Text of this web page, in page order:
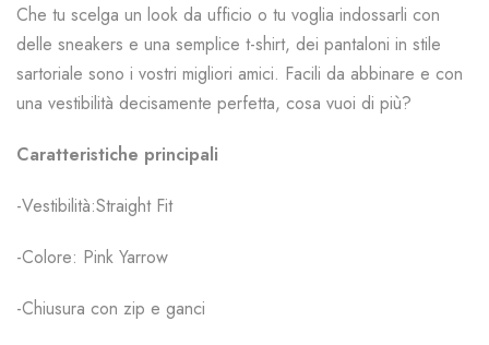
Che tu scelga un look da ufficio o tu voglia indossarli con
delle sneakers e una semplice t-shirt, dei pantaloni in stile
sartoriale sono i vostri migliori amici. Facili da abbinare e con
una vestibilità decisamente perfetta, cosa vuoi di più?
Caratteristiche principali
-Vestibilità:Straight Fit
-Colore: Pink Yarrow
-Chiusura con zip e ganci